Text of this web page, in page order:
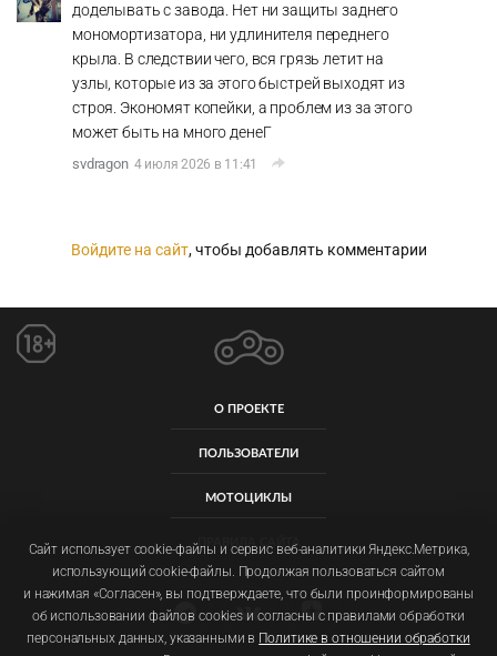
доделывать с завода. Нет ни защиты заднего
мономортизатора, ни удлинителя переднего
крыла. В следствии чего, вся грязь летит на
узлы, которые из за этого быстрей выходят из
строя. Экономят копейки, а проблем из за этого
может быть на много денеГ
svdragon 4 июля 2026 в 11:41
Войдите на сайт, чтобы добавлять комментарии
О ПРОЕКТЕ
ПОЛЬЗОВАТЕЛИ
МОТОЦИКЛЫ
ПРАВИЛА САЙТА
Сайт использует cookie-файлы и сервис веб-аналитики Яндекс.Метрика,
использующий cookie-файлы. Продолжая пользоваться сайтом
и нажимая «Согласен», вы подтверждаете, что были проинформированы
об использовании файлов cookies и согласны с правилами обработки
персональных данных, указанными в Политике в отношении обработки